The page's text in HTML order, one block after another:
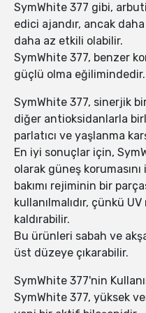
SymWhite 377 gibi,
edici ajandır, ancak
daha az etkili olabilir.
SymWhite 377, benzer
güçlü olma eğilimindedir.
SymWhite 377, sinerjik
diğer antioksidanlarla
parlatıcı ve yaşlanma
En iyi sonuçlar için,
olarak güneş
bakımı rejiminin bir
kullanılmalıdır, çünkü
kaldırabilir.
Bu ürünleri sabah ve
üst düzeye çıkarabilir.
SymWhite 377'nin
SymWhite 377, yüksek